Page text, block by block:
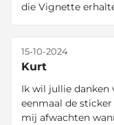
die Vignette
Kurt
15-10-2024
Ik wil jullie danken
eenmaal de
mij afwachten